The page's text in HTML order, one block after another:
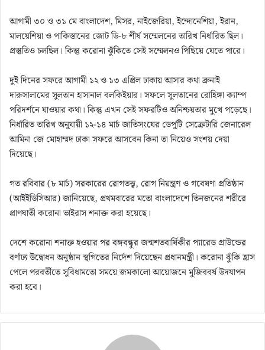
আগামী ৩০ ও ৩১ মে বাংলাদেশ, মিসর, নাইজেরিয়া, ইন্দোনেশিয়া, ইরান,
মালয়েশিয়া ও পাকিস্তানের জোট ডি-৮ শীর্ষ সম্মেলনের তারিখ নির্ধারিত ছিল।
প্রস্তুতিও চলছিল। কিন্তু করোনা ঝুঁকিতে সেই সম্মেলনও পিছিয়ে যেতে পারে।
দুই দিনের সফরে আগামী ১২ ও ১৩ এপ্রিল ঢাকায় আসার কথা ব্রুনাই
দারুসালামের সুলতান হাসানাল বলকিইয়ার। সফলে সুলতানের রোহিঙ্গা ক্যাম্প
পরিদর্শনে যাওয়ার কথা। কিন্তু এখন সেই সফরটিও অনিশ্চয়তার মুখে পড়েছে।
নির্ধারিত তারিখ অনুযায়ী ১২-১৪ মার্চ জাতিসংঘের ডেপুটি সেক্রেটারি জেনারেল
আমিনা জে মোহাম্মদ ঢাকা সফরে আসবেন কিনা তা নিয়েও সংশয় দেয়া
দিয়েছে।
গত রবিবার (৮ মার্চ) সরকারের রোগতত্ত্ব, রোগ নিয়ন্ত্রণ ও গবেষণা প্রতিষ্ঠান
(আইইডিসিআর) জানিয়েছে, প্রথমবারের মতো বাংলাদেশে তিনজনের শরীরে
প্রাণঘাতী করোনা ভাইরাস শনাক্ত করা হয়েছে।
দেশে করোনা শনাক্ত হওয়ার পর বঙ্গবন্ধুর জন্মশতবার্ষিকীর প্যারেড গ্রাউন্ডের
বর্ণাঢ্য উদ্বোধন অনুষ্ঠান স্থগিতের নির্দেশ দিয়েছেন প্রধানমন্ত্রী। করোনা ঝুঁকি হ্রাস
পেলে পরবর্তীতে সুবিধামতো সময়ে জমকালো আয়োজনে মুজিববর্ষ উদযাপন
করা হবে।